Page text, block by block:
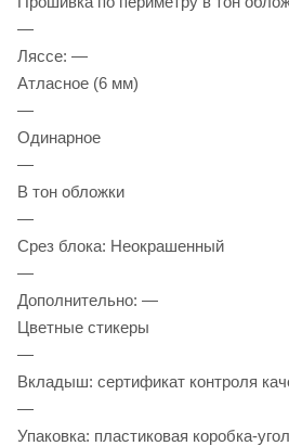
—
Ляссе: —
Атласное (6 мм)
—
Одинарное
—
В тон обложки
—
Срез блока: Неокрашенный
—
Дополнительно: —
Цветные стикеры
—
Вкладыш: сертификат контроля
—
Упаковка: пластиковая коробка-